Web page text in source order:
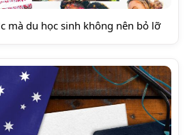
mà du học sinh không nên bỏ lỡ